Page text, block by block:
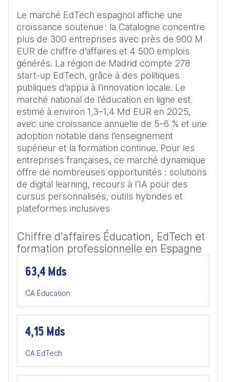
Le marché EdTech espagnol affiche une
croissance soutenue : la Catalogne concentre
plus de 300 entreprises avec près de 900 M
EUR de chiffre d’affaires et 4 500 emplois
générés. La région de Madrid compte 278
start-up EdTech, grâce à des politiques
publiques d’appui à l’innovation locale. Le
marché national de l’éducation en ligne est
estimé à environ 1,3–1,4 Md EUR en 2025,
avec une croissance annuelle de 5–6 % et une
adoption notable dans l’enseignement
supérieur et la formation continue. Pour les
entreprises françaises, ce marché dynamique
offre de nombreuses opportunités : solutions
de digital learning, recours à l’IA pour des
cursus personnalisés, outils hybrides et
plateformes inclusives
Chiffre d'affaires Éducation, EdTech et
formation professionnelle en Espagne
63,4 Mds
CA Éducation
4,15 Mds
CA EdTech